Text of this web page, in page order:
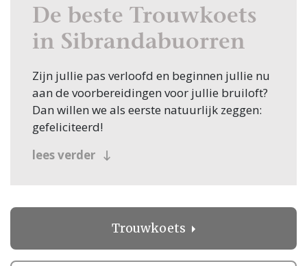
De beste Trouwkoets
in Sibrandabuorren
Zijn jullie pas verloofd en beginnen jullie nu
aan de voorbereidingen voor jullie bruiloft?
Dan willen we als eerste natuurlijk zeggen:
gefeliciteerd!
Veel bruidsparen beginnen hun zoektocht
voor alle facetten van jullie bruiloft.
Bovendien vind je op Trouwen.nl alle
lees verder
Trouwkoets